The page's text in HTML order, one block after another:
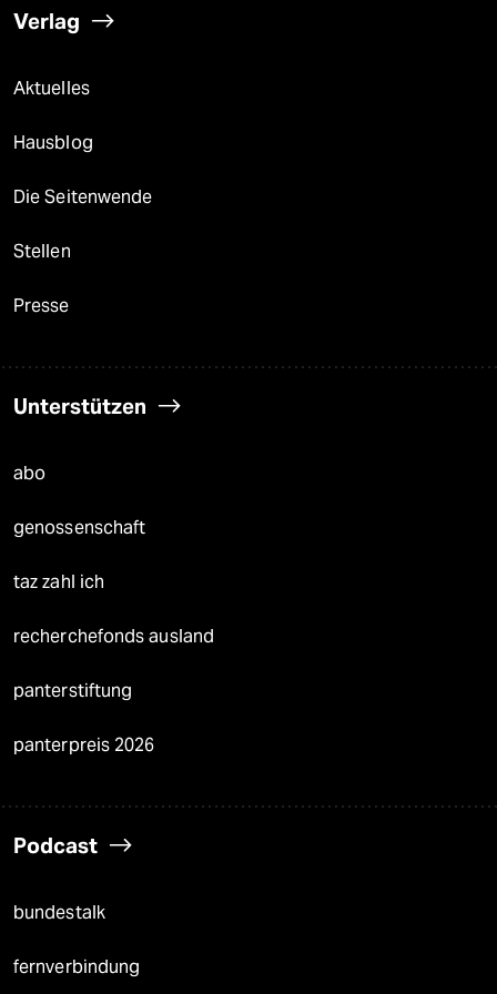
Verlag
Aktuelles
Hausblog
Die Seitenwende
Stellen
Presse
Unterstützen
abo
genossenschaft
taz zahl ich
recherchefonds ausland
panterstiftung
panterpreis 2026
Podcast
bundestalk
fernverbindung